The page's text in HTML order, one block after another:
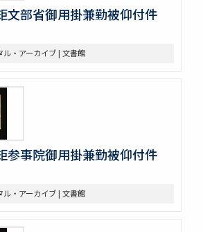
文部省御用掛兼勤被仰付件
・アーカイブ | 文書館
参事院御用掛兼勤被仰付件
・アーカイブ | 文書館